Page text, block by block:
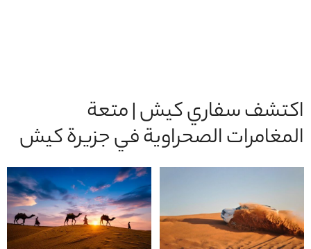
اكتشف سفاري كيش | متعة
المغامرات الصحراوية في جزيرة كيش